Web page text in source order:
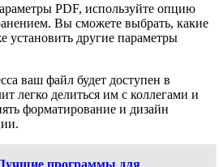
PDF, используйте опцию
Вы сможете выбрать, какие
установить другие параметры
ваш файл будет доступен в
легко делиться им с коллегами и
форматирование и дизайн
программы для